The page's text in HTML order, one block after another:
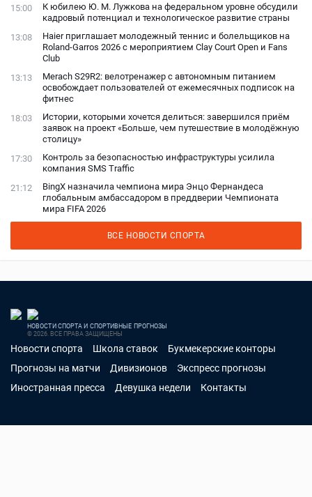
15:00
К юбилею Ю. М. Лужкова на федеральном уровне обсудили
кадровый потенциал и технологическое развитие страны
13:08
Haier приглашает молодежный теннис и болельщиков на
Roland-Garros 2026 с мероприятием Clay Court Open и Fans
Club
13:13
Merach S29R2: велотренажер с автономным питанием
освобождает пользователей от ежемесячных подписок на
фитнес
18:03
Истории, которыми хочется делиться: завершился приём
заявок на проект «Больше, чем путешествие в молодёжную
столицу»
17:30
Контроль за безопасностью инфраструктуры усилила
компания SMS Traffic
21:12
BingX назначила чемпиона мира Энцо Фернандеса
глобальным амбассадором в преддверии Чемпионата
мира FIFA 2026
ВСЕ НОВОСТИ СПОРТА
НОВОСТИ СПОРТА И СПОРТИВНЫЕ ПРОГНОЗЫ
© 2026. ВСЕ ПРАВА ЗАЩИЩЕНЫ
Новости спорта Школа ставок
Букмекерские конторы
Прогнозы на матчи
Дивизионов
Экспресс прогнозы
Иностранная пресса
Девушка недели Контакты